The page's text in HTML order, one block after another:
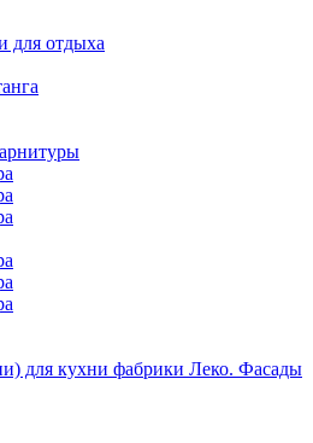
для отдыха
для кухни фабрики Леко. Фасады